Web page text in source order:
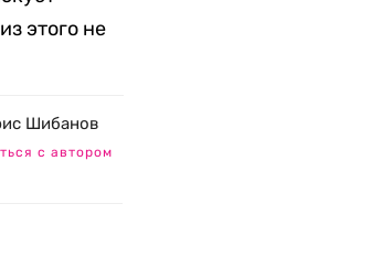
этого не
Шибанов
с автором